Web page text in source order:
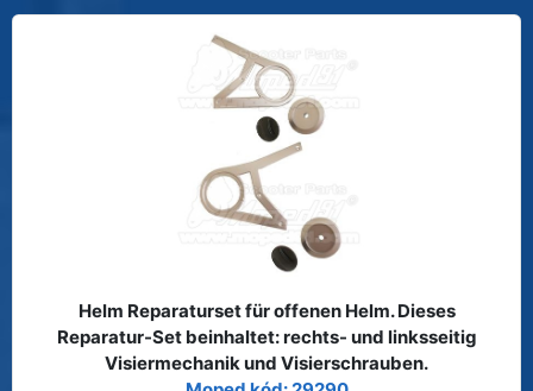
Helm Reparaturset für offenen Helm. Dieses
Reparatur-Set beinhaltet: rechts- und linksseitig
Visiermechanik und Visierschrauben.